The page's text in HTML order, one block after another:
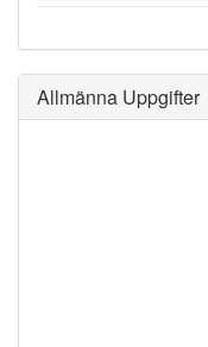
Allmänna Uppgifter